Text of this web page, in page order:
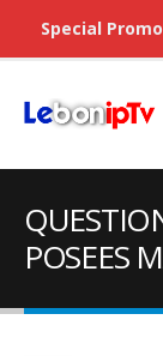
POSEES
Special